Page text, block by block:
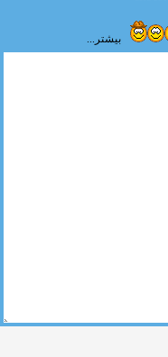
بیشتر...